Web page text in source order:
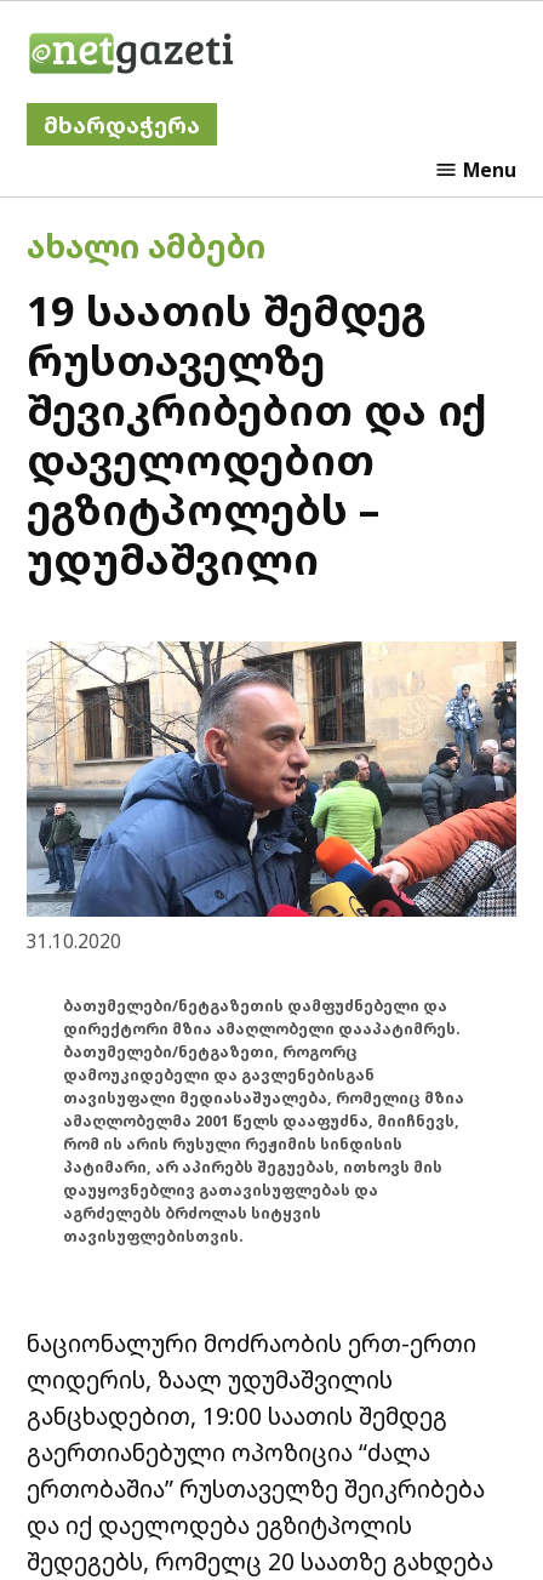
მხარდაჭერა
Menu
POSTED
ᲐᲮᲐᲚᲘ ᲐᲛᲑᲔᲑᲘ
19 საათის შემდეგ
რუსთაველზე
შევიკრიბებით და იქ
დაველოდებით
ეგზიტპოლებს –
უდუმაშვილი
31.10.2020
ბათუმელები/ნეტგაზეთის დამფუძნებელი და
დირექტორი მზია ამაღლობელი დააპატიმრეს.
ბათუმელები/ნეტგაზეთი, როგორც
დამოუკიდებელი და გავლენებისგან
თავისუფალი მედიასაშუალება, რომელიც მზია
ამაღლობელმა 2001 წელს დააფუძნა, მიიჩნევს,
რომ ის არის რუსული რეჟიმის სინდისის
პატიმარი, არ აპირებს შეგუებას, ითხოვს მის
დაუყოვნებლივ გათავისუფლებას და
აგრძელებს ბრძოლას სიტყვის
თავისუფლებისთვის.
ნაციონალური მოძრაობის ერთ-ერთი
ლიდერის, ზაალ უდუმაშვილის
განცხადებით, 19:00 საათის შემდეგ
გაერთიანებული ოპოზიცია “ძალა
ერთობაშია” რუსთაველზე შეიკრიბება
და იქ დაელოდება ეგზიტპოლის
შედეგებს, რომელც 20 საათზე გახდება